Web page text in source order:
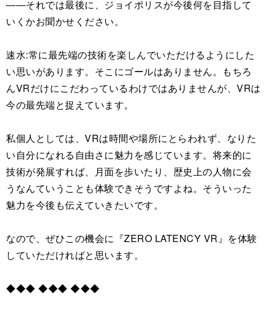
――それでは最後に、ジョイポリスが今後何を目指して
いくかお聞かせください。
速水:常に最先端の技術を楽しんでいただけるようにした
い思いがあります。そこにゴールはありません。もちろ
んVRだけにこだわっているわけではありませんが、VRは
今の最先端と捉えています。
私個人としては、VRは時間や場所にとらわれず、なりた
い自分になれる自由さに魅力を感じています。将来的に
技術が発展すれば、月面を歩いたり、歴史上の人物に会
うなんていうことも体験できそうですよね。そういった
魅力を今後も伝えていきたいです。
なので、ぜひこの機会に『ZERO LATENCY VR』を体験
していただければと思います。
◆◆◆ ◆◆◆ ◆◆◆